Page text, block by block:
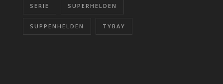
SERIE SUPERHELDEN
SUPPENHELDEN TYBAY